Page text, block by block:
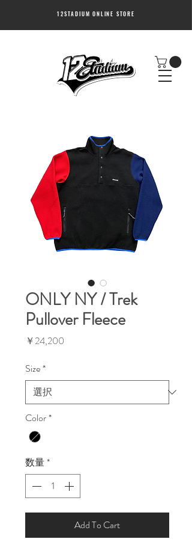
12STADIUM ONLINE STORE
ONLY NY / Trek
Pullover Fleece
￥24,200
Size*
Color*
数量*
Add To Cart